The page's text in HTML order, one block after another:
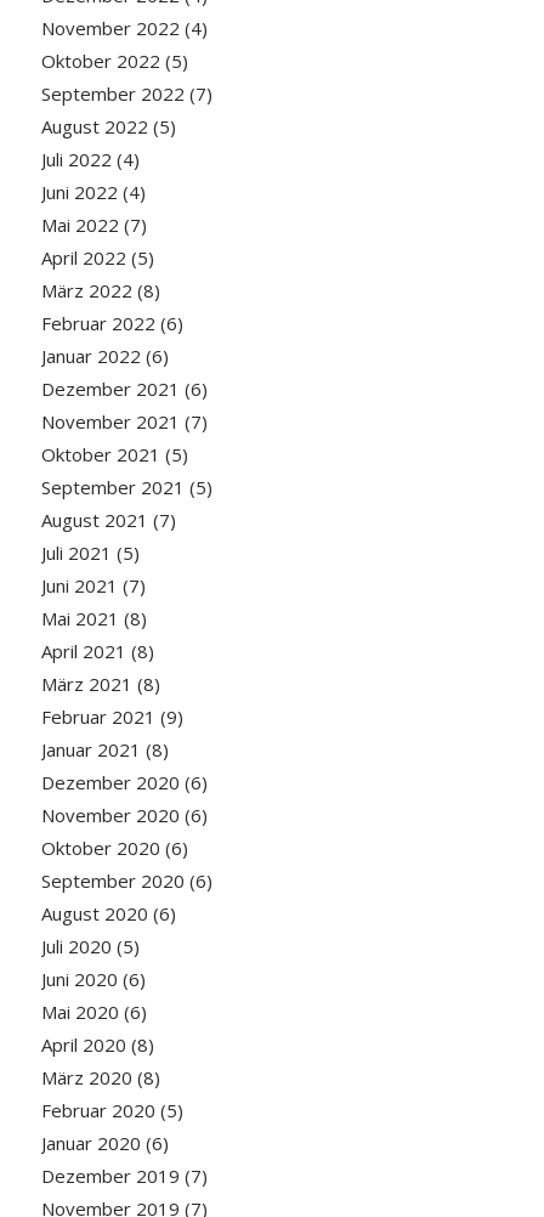
November 2022 (4)
Oktober 2022 (5)
September 2022 (7)
August 2022 (5)
Juli 2022 (4)
Juni 2022 (4)
Mai 2022 (7)
April 2022 (5)
März 2022 (8)
Februar 2022 (6)
Januar 2022 (6)
Dezember 2021 (6)
November 2021 (7)
Oktober 2021 (5)
September 2021 (5)
August 2021 (7)
Juli 2021 (5)
Juni 2021 (7)
Mai 2021 (8)
April 2021 (8)
März 2021 (8)
Februar 2021 (9)
Januar 2021 (8)
Dezember 2020 (6)
November 2020 (6)
Oktober 2020 (6)
September 2020 (6)
August 2020 (6)
Juli 2020 (5)
Juni 2020 (6)
Mai 2020 (6)
April 2020 (8)
März 2020 (8)
Februar 2020 (5)
Januar 2020 (6)
Dezember 2019 (7)
November 2019 (7)